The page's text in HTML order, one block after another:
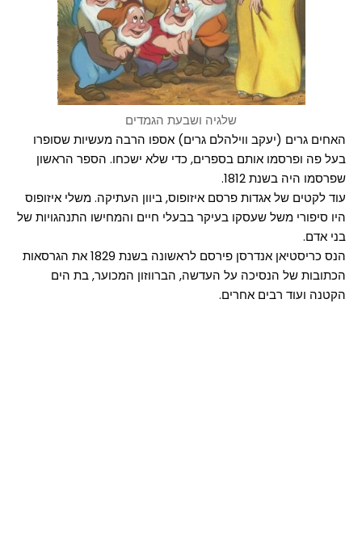
שלגיה ושבעת הגמדים
האחים גרים (יעקב ווילהלם גרים) אספו הרבה מעשיות שסופרו
בעל פה ופרסמו אותם בספרים, כדי שלא ישכחו. הספר הראשון
שפרסמו היה בשנת 1812.
עוד לקטים של אגדות פרסם איזופוס, ביוון העתיקה. משלי איזופוס
היו סיפורי משל שעסקו בעיקר בבעלי חיים והמחישו התנהגויות של
בני אדם.
הנס כריסטיאן אנדרסן פירסם לראשונה בשנת 1829 את הגרסאות
הכתובות של הנסיכה על העדשה, הברווזון המכוער, בת הים
הקטנה ועוד רבים אחרים.